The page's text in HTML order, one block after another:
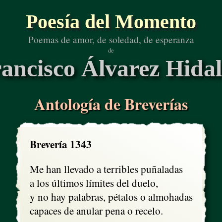
Poesía del Momento
Poemas de amor, de soledad, de esperanza
de
Álvarez
Antología de Breverías
Brevería 1343
Me han llevado a terribles puñaladas
a los últimos límites del duelo,
y no hay palabras, pétalos o almohadas
capaces de anular pena o recelo.